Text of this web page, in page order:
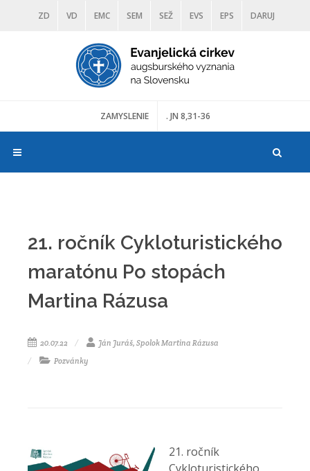
ZD VD EMC SEM SEŽ EVS EPS DARUJ
DIAKONIA ŠKOLY TRANOSCIUS
ZAMYSLENIE . JN 8,31-36
21. ročník Cykloturistického
maratónu Po stopách
Martina Rázusa
20.07.22
Ján Juráš, Spolok Martina Rázusa
Pozvánky
21. ročník